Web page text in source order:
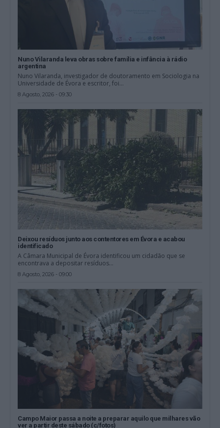
Nuno Vilaranda leva obras sobre família e infância à rádio
argentina
Nuno Vilaranda, investigador de doutoramento em Sociologia na
Universidade de Évora e escritor, foi...
8 Agosto, 2026 - 09:30
Deixou resíduos junto aos contentores em Évora e acabou
identificado
A Câmara Municipal de Évora identificou um cidadão que se
encontrava a depositar resíduos...
8 Agosto, 2026 - 09:00
Campo Maior passa a noite a preparar aquilo que milhares vão
ver a partir deste sábado (c/fotos)